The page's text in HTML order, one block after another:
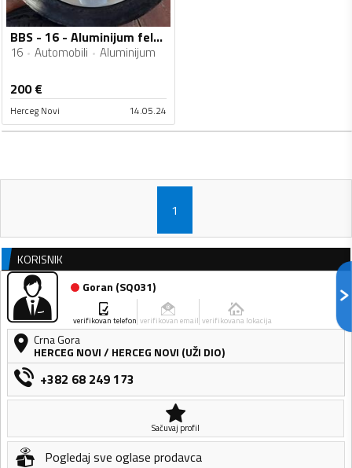
BBS - 16 - Aluminijum felne
16 Automobili Aluminijum
200€
Herceg Novi 14.05.24
1
KORISNIK
Goran (SQ031)
verifikovan telefon verifikovan email verifikovana lokacija
Crna Gora
HERCEG NOVI/ HERCEG NOVI (UŽI DIO)
+382 68 249 173
Sačuvaj profil
Pogledaj sve oglase prodavca